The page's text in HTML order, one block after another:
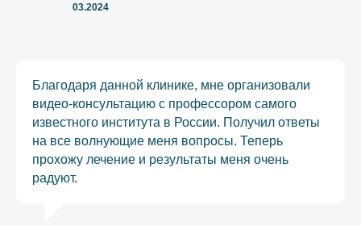
03.2024
Благодаря данной клинике, мне организовали
видео-консультацию с профессором самого
известного института в России. Получил ответы
на все волнующие меня вопросы. Теперь
прохожу лечение и результаты меня очень
радуют.